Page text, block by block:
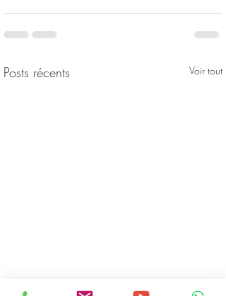
Posts récents Voir tout